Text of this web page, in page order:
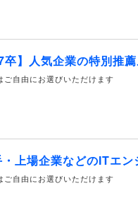
卒】人気企業の特別推
ご自由にお選びいただけます
・上場企業などのITエ
ご自由にお選びいただけます